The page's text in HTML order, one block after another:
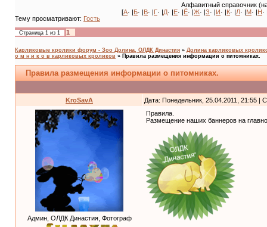
Алфавитный справочник
[А· |Б· |В· |Г· |Д· |Е· |Ё· |Ж· |З· |И· |К· |Л· |М· |Н·
Тему просматривают: Гость
Страница 1 из 1 1
Карликовые кролики форум - Зоо Долина, ОЛДК Династия » Долина карликовых
о м н и к о в карликовых кроликов » Правила размещения информации о питомниках.
Правила размещения информации о питомниках.
KroSavA Дата: Понедельник, 25.04.2011, 21:55 |
Админ, ОЛДК Династия, Фотограф
Правила.
Размещение наших баннеров на